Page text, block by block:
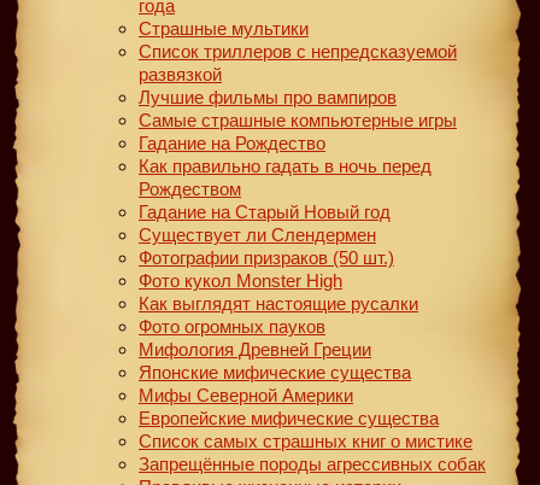
года
Страшные мультики
Список триллеров с непредсказуемой
развязкой
Лучшие фильмы про вампиров
Самые страшные компьютерные игры
Гадание на Рождество
Как правильно гадать в ночь перед
Рождеством
Гадание на Старый Новый год
Существует ли Слендермен
Фотографии призраков (50 шт.)
Фото кукол Monster High
Как выглядят настоящие русалки
Фото огромных пауков
Мифология Древней Греции
Японские мифические существа
Мифы Северной Америки
Европейские мифические существа
Список самых страшных книг о мистике
Запрещённые породы агрессивных собак